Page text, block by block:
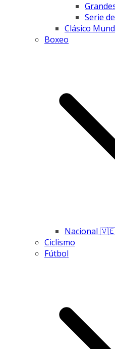
Serie
Clásico
Boxeo
Nacional
Ciclismo
Fútbol